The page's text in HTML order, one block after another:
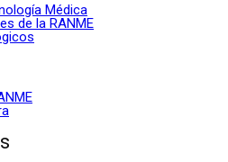
Médica
de la RANME